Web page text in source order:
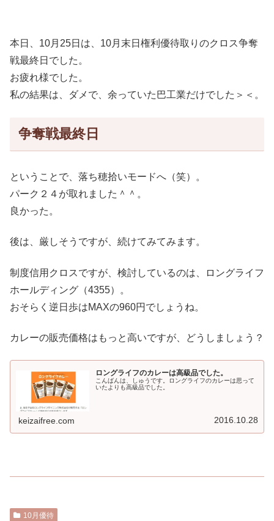
本日、10月25日は、10月末日権利優待取りのクロス争奪
戦最終日でした。
お疲れ様でした。
私の結果は、ダメで、余っていた巴工業だけでした＞＜。
争奪戦最終日
ということで、落ち穂拾いモードへ（笑）。
パーク２４が取れました＾＾。
良かった。
後は、厳しそうですが、続けてみてみます。
制度信用クロスですが、検討しているのは、ロングライフ
ホールディング（4355）。
おそらく逆日歩はMAXの960円でしょうね。
カレーの販売価格はもっと高いですが、どうしましょう？
ロングライフのカレーは高級品でした。
こんばんは、しゅうです。ロングライフのカレーは思って
いたよりも高級品でした。
keizaifree.com 2016.10.28
10月優待